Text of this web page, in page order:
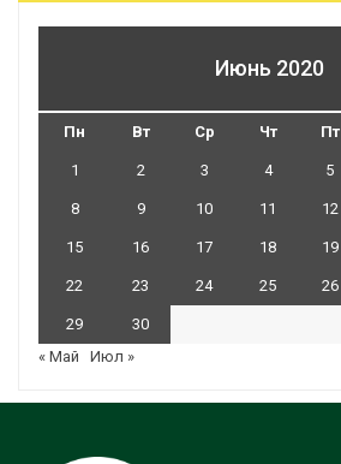
Июнь 2020
Пн Вт Ср Чт Пт
1 2 3 4 5
8 9 10 11 12
15 16 17 18 19
22 23 24 25 26
29
30
« Май
Июл »